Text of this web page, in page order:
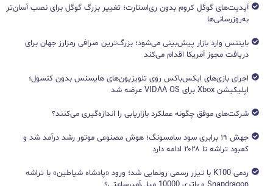
آپدیت‌های گوگل کروم بدون ری‌استارت؛ تغییر بزرگ گوگل برای نصب آسان‌تر
به‌روزرسانی‌ها
بایننس وارد بازار پیش‌بینی می‌شود؛ بزرگ‌ترین صرافی رمزارز جهان برای
دریافت مجوز آمریکا اقدام می‌کند
اجرای بازی‌های ایکس‌باکس روی تلویزیون‌های هایسنس بدون کنسول؛
اپلیکیشن Xbox برای VIDAA OS عرضه شد
شرکت‌های موفق چگونه عملکرد بازاریابی را اندازه‌گیری می‌کنند؟
جهش ۱۹ برابری سود سامسونگ؛ هوش مصنوعی موتور رشد درآمد شد و
کمبود تراشه تا ۲۰۲۸ ادامه دارد
ردمی K100 با تیزر رسمی رونمایی شد؛ ورود «پادشاه شیاطین» با تراشه